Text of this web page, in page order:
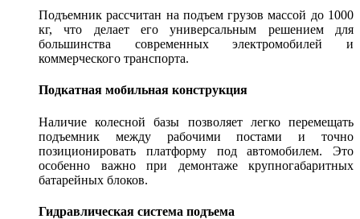
Подъемник рассчитан на подъем грузов массой до 1000
кг, что делает его универсальным решением для
большинства современных электромобилей и
коммерческого транспорта.
Подкатная мобильная конструкция
Наличие колесной базы позволяет легко перемещать
подъемник между рабочими постами и точно
позиционировать платформу под автомобилем. Это
особенно важно при демонтаже крупногабаритных
батарейных блоков.
Гидравлическая система подъема